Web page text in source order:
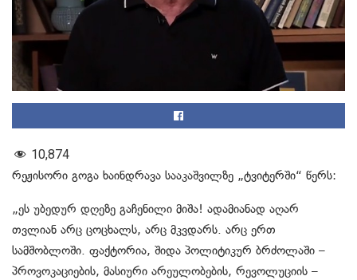
10,874
რეჟისორი გოგა ხაინდრავა სააკაშვილზე „ტვიტერში“ წერს:
„ეს უბედურ დღეზე გაჩენილი მიშა! ადამიანად აღარ
თვლიან არც ცოცხალს, არც მკვდარს. არც ერთ
სამშობლოში. ფაქტორია, შიდა პოლიტიკურ ბრძოლაში –
პროვოკაციების, მასიური არეულობების, რევოლუციის –